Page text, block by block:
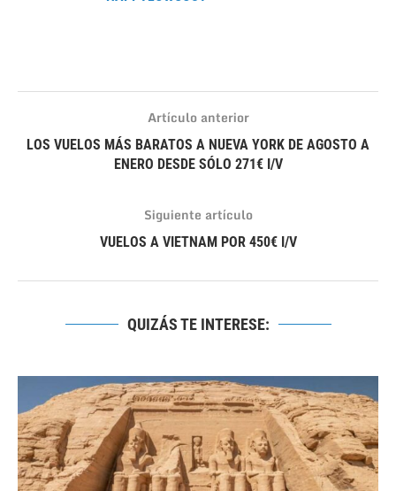
Artículo anterior
LOS VUELOS MÁS BARATOS A NUEVA YORK DE AGOSTO A
ENERO DESDE SÓLO 271€ I/V
Siguiente artículo
VUELOS A VIETNAM POR 450€ I/V
QUIZÁS TE INTERESE: